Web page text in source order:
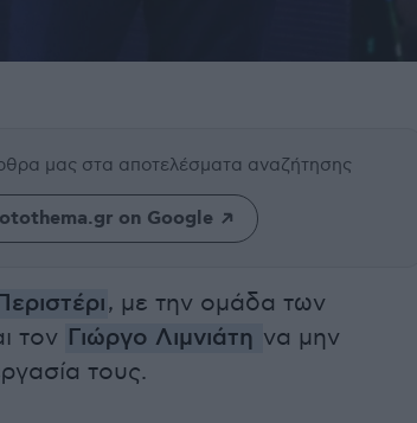
μας στα αποτελέσματα αναζήτησης
on Google
, με την ομάδα των
τον Γιώργο Λιμνιάτη να μην
τους.